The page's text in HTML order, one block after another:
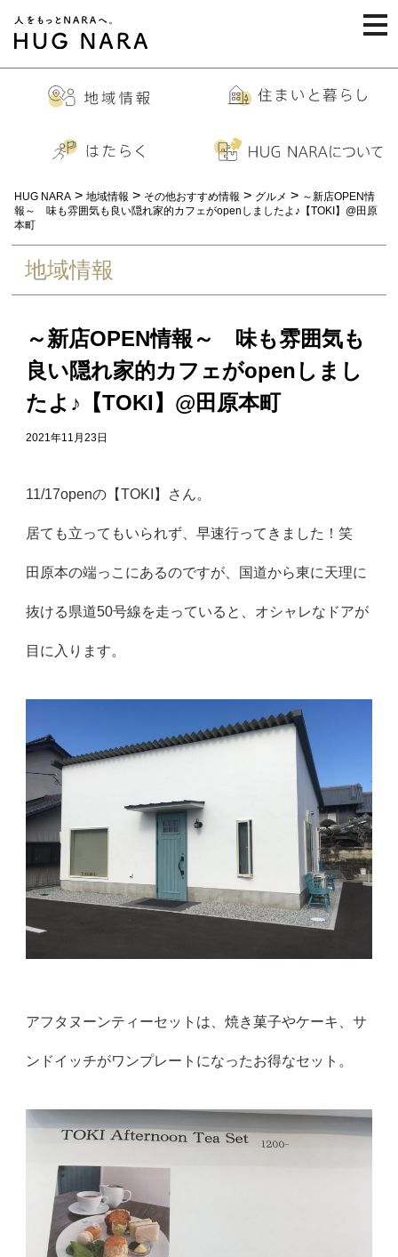
HUG NARA > 地域情報 > その他おすすめ情報 > グルメ > ～新店OPEN情
報～ 味も雰囲気も良い隠れ家的カフェがopenしましたよ♪【TOKI】@田原
本町
地域情報
～新店OPEN情報～ 味も雰囲気も
良い隠れ家的カフェがopenしまし
たよ♪【TOKI】@田原本町
2021年11月23日
11/17openの【TOKI】さん。
居ても立ってもいられず、早速行ってきました！笑
田原本の端っこにあるのですが、国道から東に天理に
抜ける県道50号線を走っていると、オシャレなドアが
目に入ります。
アフタヌーンティーセットは、焼き菓子やケーキ、サ
ンドイッチがワンプレートになったお得なセット。